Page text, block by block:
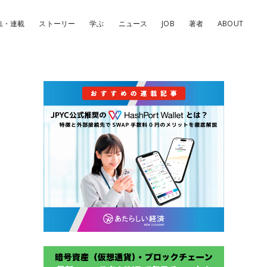
・連載 ストーリー 学ぶ ニュース JOB 著者 ABOUT